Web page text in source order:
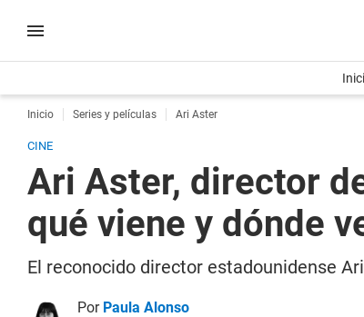
Inicio Series y películas Ari Aster
CINE
Ari Aster, director
qué viene y dónde
El reconocido director estadounidense
Por Paula Alonso